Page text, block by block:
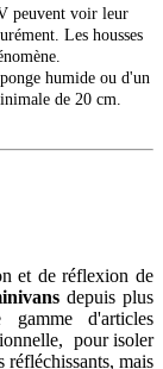
peuvent voir leur
Les housses
humide ou d'un
de 20 cm.
et de réflexion de
depuis plus
gamme d'articles
pour isoler
réfléchissants, mais